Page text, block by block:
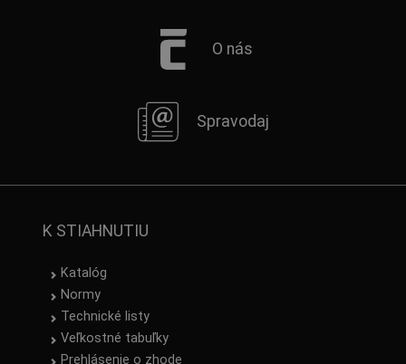
O nás
Spravodaj
K STIAHNUTIU
Katalóg
Normy
Technické listy
Veľkostné tabuľky
Prehlásenie o zhode